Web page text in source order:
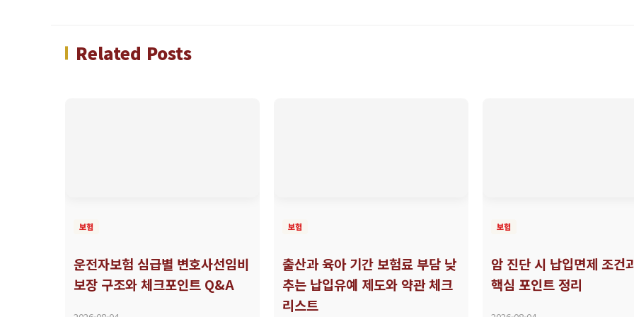
Related Posts
보험
운전자보험 심급별 변호사선임비
보장 구조와 체크포인트 Q&A
보험
출산과 육아 기간 보험료 부담 낮
추는 납입유예 제도와 약관 체크
리스트
보험
암 진단 시 납입면제 조건
핵심 포인트 정리